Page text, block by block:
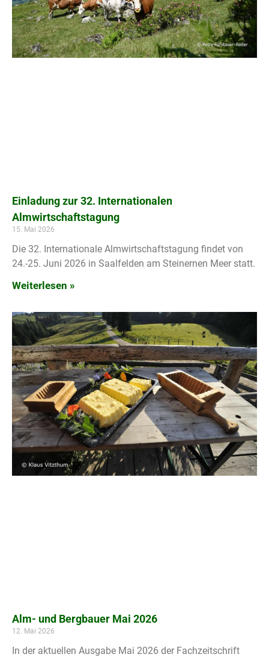
Einladung zur 32. Internationalen
Almwirtschaftstagung
15. Mai 2026
Die 32. Internationale Almwirtschaftstagung findet von
24.-25. Juni 2026 in Saalfelden am Steinernen Meer statt.
Weiterlesen »
Alm- und Bergbauer Mai 2026
12. Mai 2026
In der aktuellen Ausgabe Mai 2026 der Fachzeitschrift